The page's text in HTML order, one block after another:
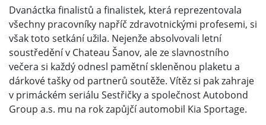
Dvanáctka finalistů a finalistek, která reprezentovala
všechny pracovníky napříč zdravotnickými profesemi, si
však toto setkání užila. Nejenže absolvovali letní
soustředění v Chateau Šanov, ale ze slavnostního
večera si každý odnesl pamětní skleněnou plaketu a
dárkové tašky od partnerů soutěže. Vítěz si pak zahraje
v primáckém seriálu Sestřičky a společnost Autobond
Group a.s. mu na rok zapůjčí automobil Kia Sportage.